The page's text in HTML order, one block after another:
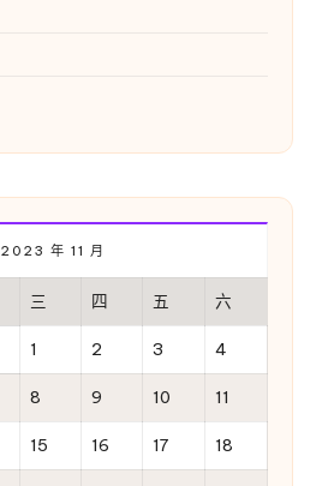
2023 年 11 月
三 四 五 六
1 2 3 4
8 9 10 11
15 16 17 18